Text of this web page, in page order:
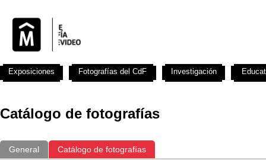
Catálogo de fotografías
General Catálogo de fotografías
Exposiciones Fotografías del CdF Investigación